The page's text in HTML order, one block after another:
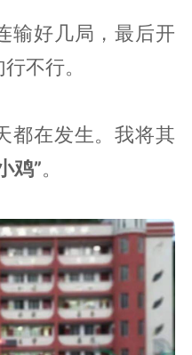
输好几局，最后开
不行。
都在发生。我将其
鸡”。